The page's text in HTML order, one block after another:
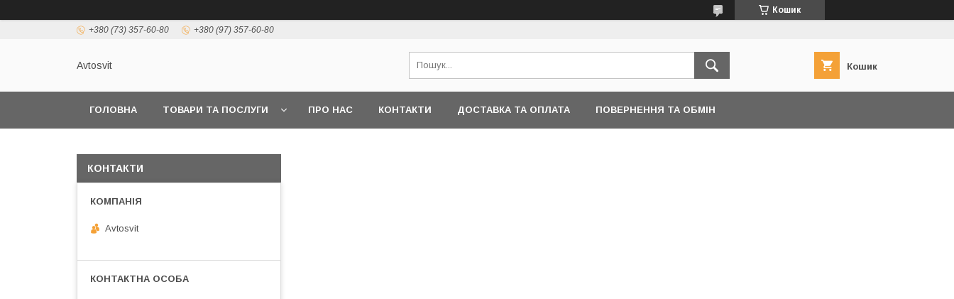
Кошик
+380 (73) 357-60-80 +380 (97) 357-60-80
Avtosvit Кошик
ГОЛОВНА ТОВАРИ ТА ПОСЛУГИ ПРО НАС КОНТАКТИ ДОСТАВКА ТА ОПЛАТА ПОВЕРНЕННЯ ТА ОБМІН
КОНТАКТИ
Avtosvit